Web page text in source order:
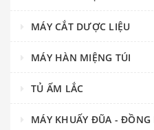
MÁY CẮT DƯỢC LIỆU
MÁY HÀN MIỆNG TÚI
TỦ ẤM LẮC
MÁY KHUẤY ĐŨA -